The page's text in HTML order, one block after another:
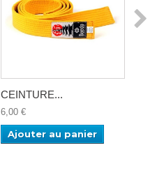
CEINTURE...
6,00 €
Ajouter au panier